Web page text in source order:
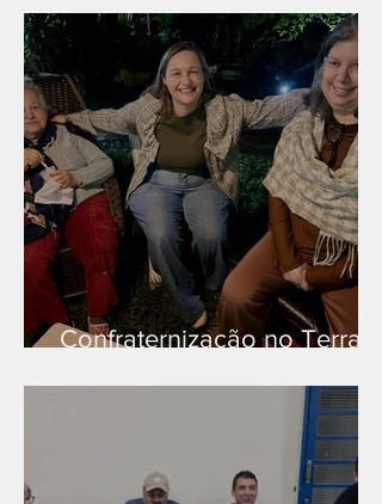
Confraternização no Terra